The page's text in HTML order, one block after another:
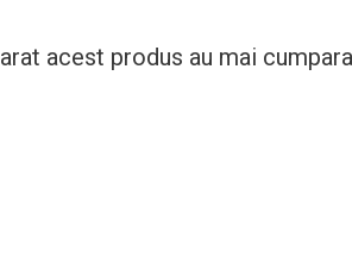
acest produs au mai